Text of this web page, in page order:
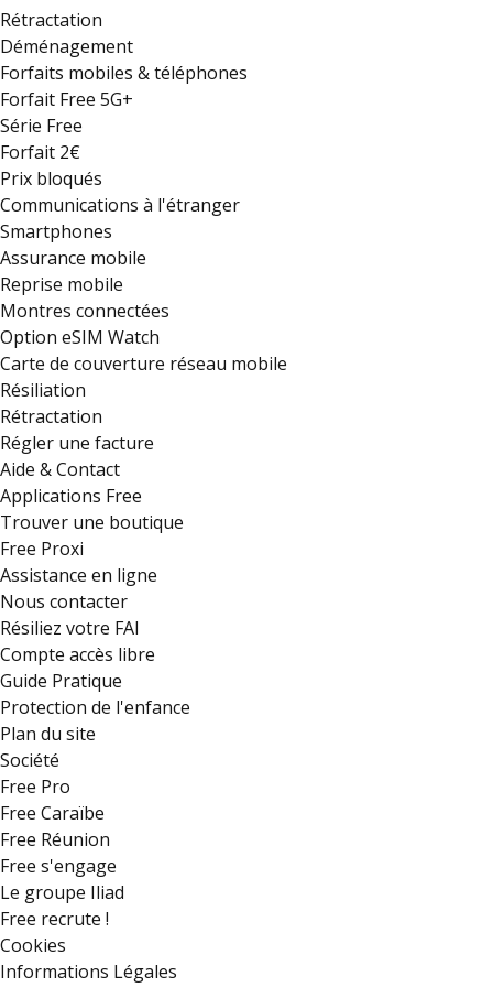
Rétractation
Déménagement
Forfaits mobiles & téléphones
Forfait Free 5G+
Série Free
Forfait 2€
Prix bloqués
Communications à l'étranger
Smartphones
Assurance mobile
Reprise mobile
Montres connectées
Option eSIM Watch
Carte de couverture réseau mobile
Résiliation
Rétractation
Régler une facture
Aide & Contact
Applications Free
Trouver une boutique
Free Proxi
Assistance en ligne
Nous contacter
Résiliez votre FAI
Compte accès libre
Guide Pratique
Protection de l'enfance
Plan du site
Société
Free Pro
Free Caraïbe
Free Réunion
Free s'engage
Le groupe Iliad
Free recrute !
Cookies
Informations Légales